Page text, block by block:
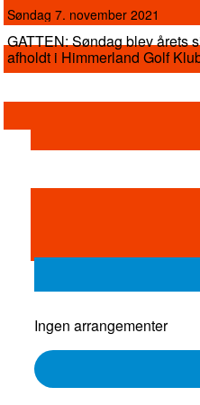
søndag 7. november 2021
GATTEN: Søndag blev årets
Ingen arrangementer